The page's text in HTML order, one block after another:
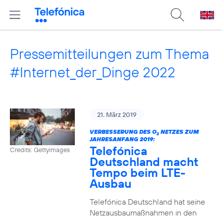
Pressemitteilungen zum Thema
#Internet_der_Dinge 2022
Credits: Gettyimages
21. März 2019
VERBESSERUNG DES O2NETZES ZUM
JAHRESANFANG 2019:
Telefónica
Deutschland macht
Tempo beim LTE-
Ausbau
Telefónica Deutschland hat seine
Netzausbaumaßnahmen in den